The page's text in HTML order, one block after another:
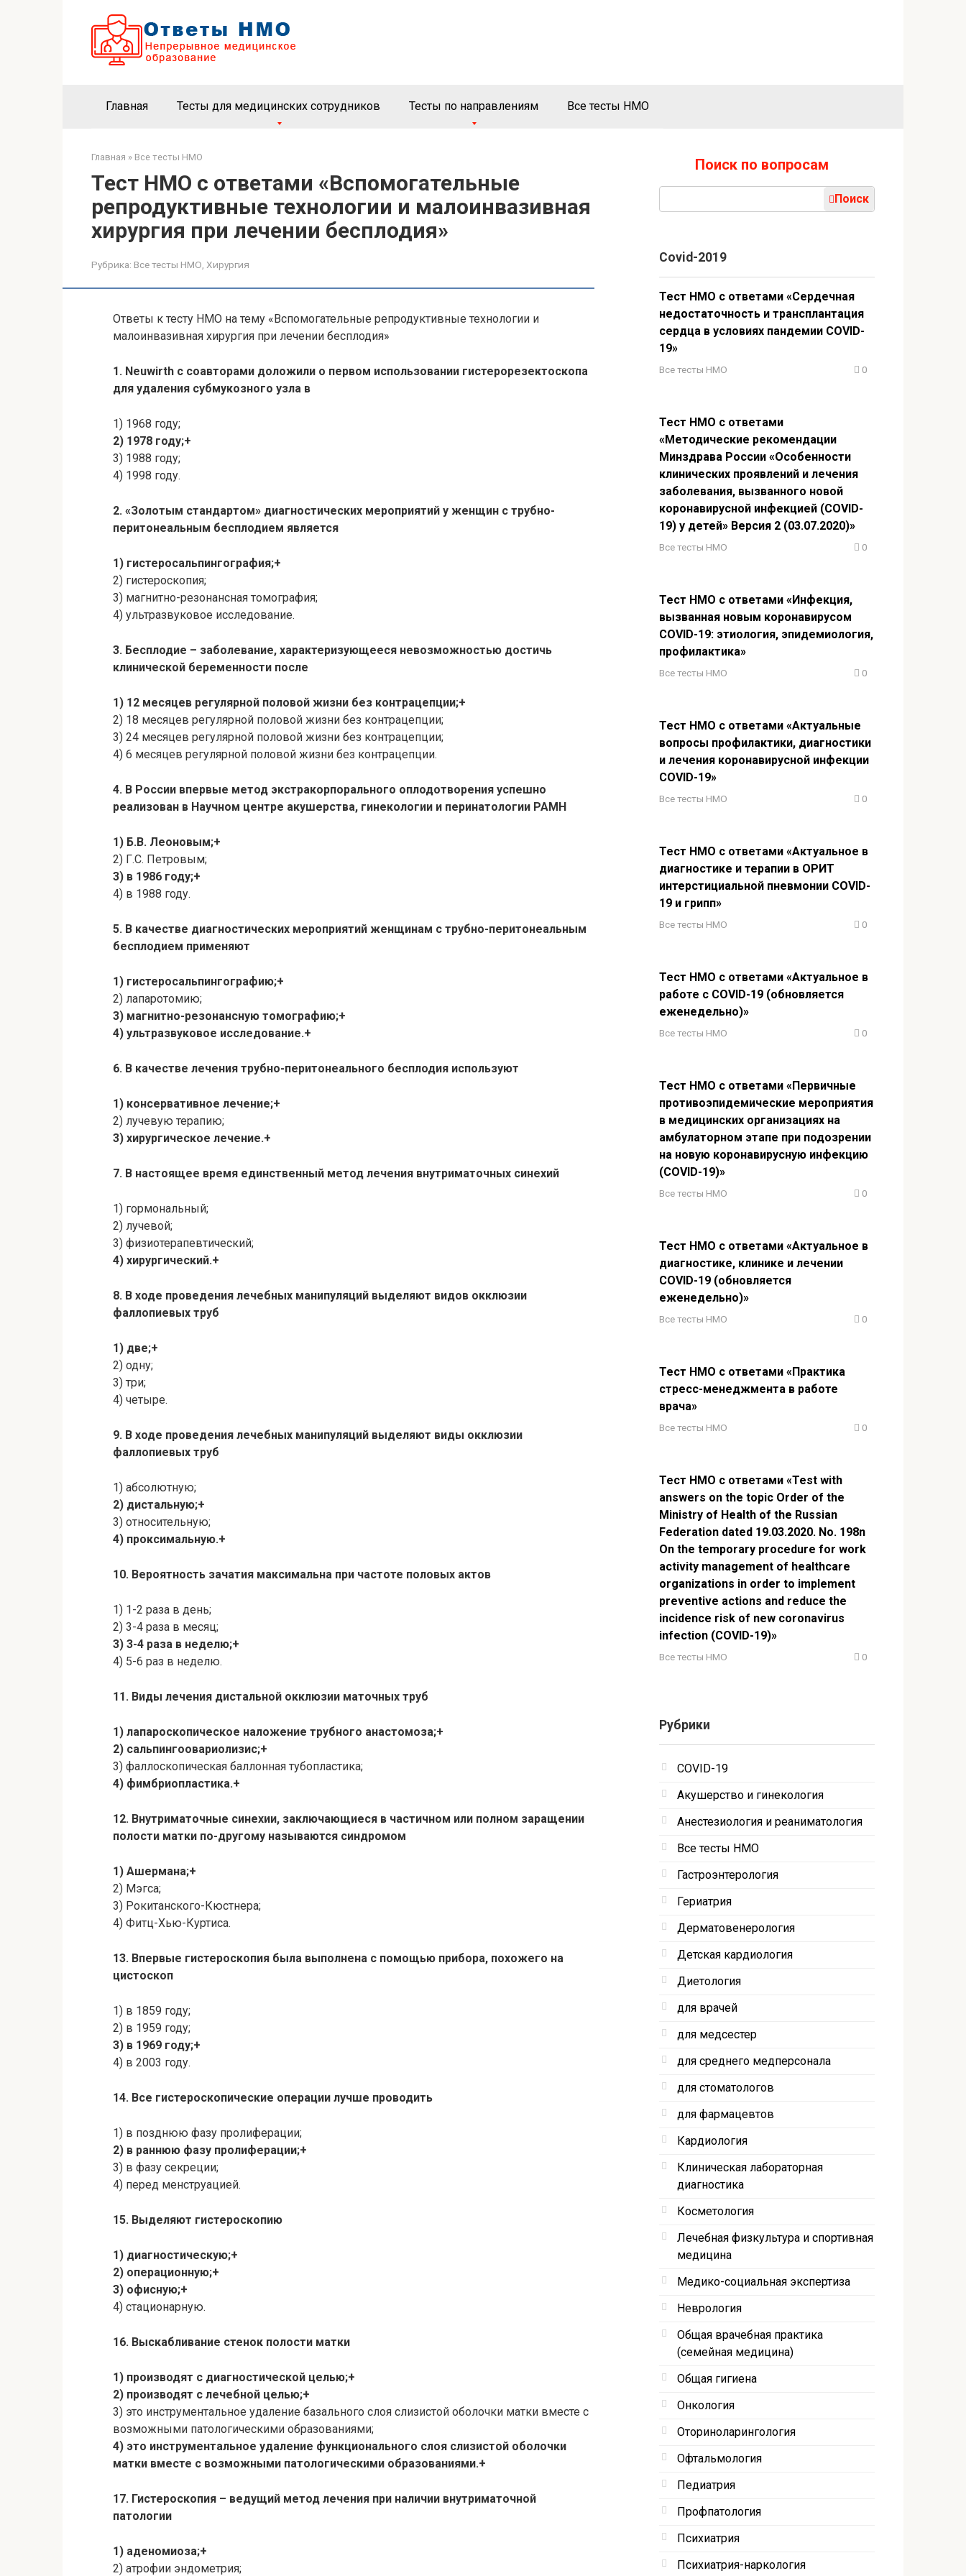
Главная Тесты для медицинских сотрудников Тесты по направлениям Все тесты НМО
Главная » Все тесты НМО
Тест НМО с ответами «Вспомогательные
репродуктивные технологии и малоинвазивная
хирургия при лечении бесплодия»
Рубрика: Все тесты НМО Хирургия
Ответы к тесту НМО на тему «Вспомогательные репродуктивные технологии и
малоинвазивная хирургия при лечении бесплодия»
1. Neuwirth с соавторами доложили о первом использовании гистерорезектоскопа
для удаления субмукозного узла в
1) 1968 году;
2) 1978 году;+
3) 1988 году;
4) 1998 году.
2. «Золотым стандартом» диагностических мероприятий у женщин с трубно-
перитонеальным бесплодием является
1) гистеросальпингография;+
2) гистероскопия;
3) магнитно-резонансная томография;
4) ультразвуковое исследование.
3. Бесплодие – заболевание, характеризующееся невозможностью достичь
клинической беременности после
1) 12 месяцев регулярной половой жизни без контрацепции;+
2) 18 месяцев регулярной половой жизни без контрацепции;
3) 24 месяцев регулярной половой жизни без контрацепции;
4) 6 месяцев регулярной половой жизни без контрацепции.
4. В России впервые метод экстракорпорального оплодотворения успешно
реализован в Научном центре акушерства, гинекологии и перинатологии РАМН
1) Б.В. Леоновым;+
2) Г.С. Петровым;
3) в 1986 году;+
4) в 1988 году.
5. В качестве диагностических мероприятий женщинам с трубно-перитонеальным
бесплодием применяют
1) гистеросальпингографию;+
2) лапаротомию;
3) магнитно-резонансную томографию;+
4) ультразвуковое исследование.+
6. В качестве лечения трубно-перитонеального бесплодия используют
1) консервативное лечение;+
2) лучевую терапию;
3) хирургическое лечение.+
7. В настоящее время единственный метод лечения внутриматочных синехий
1) гормональный;
2) лучевой;
3) физиотерапевтический;
4) хирургический.+
8. В ходе проведения лечебных манипуляций выделяют видов окклюзии
фаллопиевых труб
1) две;+
2) одну;
3) три;
4) четыре.
9. В ходе проведения лечебных манипуляций выделяют виды окклюзии
фаллопиевых труб
1) абсолютную;
2) дистальную;+
3) относительную;
4) проксимальную.+
10. Вероятность зачатия максимальна при частоте половых актов
1) 1-2 раза в день;
2) 3-4 раза в месяц;
3) 3-4 раза в неделю;+
4) 5-6 раз в неделю.
11. Виды лечения дистальной окклюзии маточных труб
1) лапароскопическое наложение трубного анастомоза;+
2) сальпингоовариолизис;+
3) фаллоскопическая баллонная тубопластика;
4) фимбриопластика.+
12. Внутриматочные синехии, заключающиеся в частичном или полном заращении
полости матки по-другому называются синдромом
1) Ашермана;+
2) Мэгса;
3) Рокитанского-Кюстнера;
4) Фитц-Хью-Куртиса.
13. Впервые гистероскопия была выполнена с помощью прибора, похожего на
цистоскоп
1) в 1859 году;
2) в 1959 году;
3) в 1969 году;+
4) в 2003 году.
14. Все гистероскопические операции лучше проводить
1) в позднюю фазу пролиферации;
2) в раннюю фазу пролиферации;+
3) в фазу секреции;
4) перед менструацией.
15. Выделяют гистероскопию
1) диагностическую;+
2) операционную;+
3) офисную;+
4) стационарную.
16. Выскабливание стенок полости матки
1) производят с диагностической целью;+
2) производят с лечебной целью;+
3) это инструментальное удаление базального слоя слизистой оболочки матки вместе с
возможными патологическими образованиями;
4) это инструментальное удаление функционального слоя слизистой оболочки
матки вместе с возможными патологическими образованиями.+
17. Гистероскопия – ведущий метод лечения при наличии внутриматочной
патологии
1) аденомиоза;+
2) атрофии эндометрия;
Поиск по вопросам
Поиск
Covid-2019
Тест НМО с ответами «Сердечная
недостаточность и трансплантация
сердца в условиях пандемии COVID-
19»
Все тесты НМО 0
Тест НМО с ответами
«Методические рекомендации
Минздрава России «Особенности
клинических проявлений и лечения
заболевания, вызванного новой
коронавирусной инфекцией (COVID-
19) у детей» Версия 2 (03.07.2020)»
Все тесты НМО 0
Тест НМО с ответами «Инфекция,
вызванная новым коронавирусом
COVID-19: этиология, эпидемиология,
профилактика»
Все тесты НМО 0
Тест НМО с ответами «Актуальные
вопросы профилактики, диагностики
и лечения коронавирусной инфекции
COVID-19»
Все тесты НМО 0
Тест НМО с ответами «Актуальное в
диагностике и терапии в ОРИТ
интерстициальной пневмонии COVID-
19 и грипп»
Все тесты НМО 0
Тест НМО с ответами «Актуальное в
работе с COVID-19 (обновляется
еженедельно)»
Все тесты НМО 0
Тест НМО с ответами «Первичные
противоэпидемические мероприятия
в медицинских организациях на
амбулаторном этапе при подозрении
на новую коронавирусную инфекцию
(COVID-19)»
Все тесты НМО 0
Тест НМО с ответами «Актуальное в
диагностике, клинике и лечении
COVID-19 (обновляется
еженедельно)»
Все тесты НМО 0
Тест НМО с ответами «Практика
стресс-менеджмента в работе
врача»
Все тесты НМО 0
Тест НМО с ответами «Test with
answers on the topic Order of the
Ministry of Health of the Russian
Federation dated 19.03.2020. No. 198n
On the temporary procedure for work
activity management of healthcare
organizations in order to implement
preventive actions and reduce the
incidence risk of new coronavirus
infection (COVID-19)»
Все тесты НМО 0
Рубрики
COVID-19
Акушерство и гинекология
Анестезиология и реаниматология
Все тесты НМО
Гастроэнтерология
Гериатрия
Дерматовенерология
Детская кардиология
Диетология
для врачей
для медсестер
для среднего медперсонала
для стоматологов
для фармацевтов
Кардиология
Клиническая лабораторная
диагностика
Косметология
Лечебная физкультура и спортивная
медицина
Медико-социальная экспертиза
Неврология
Общая врачебная практика
(семейная медицина)
Общая гигиена
Онкология
Оториноларингология
Офтальмология
Педиатрия
Профпатология
Психиатрия
Психиатрия-наркология